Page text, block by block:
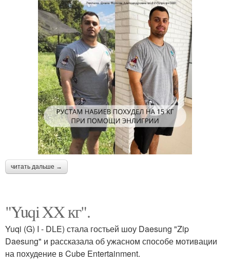
читать дальше →
"Yuqi XX кг".
Yuqi (G) I - DLE) стала гостьей шоу Daesung "Zip
Daesung" и рассказала об ужасном способе мотивации
на похудение в Cube Entertainment.